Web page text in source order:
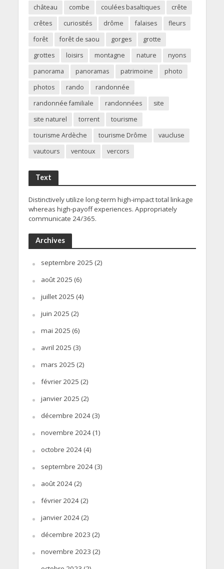
château
combe coulées basaltiques
crête
crêtes
curiosités drôme falaises
fleurs
forêt
forêt de saou gorges
grotte
grottes
loisirs montagne nature
nyons
panorama
panoramas patrimoine
photo
photos
rando
randonnée
randonnée familiale
randonnées
site
site naturel
torrent
tourisme
tourisme Ardèche
tourisme Drôme
vaucluse
vautours
ventoux vercors
Text
Distinctively utilize long-term high-impact total linkage
whereas high-payoff experiences. Appropriately
communicate 24/365.
Archives
septembre 2025 (2)
août 2025 (6)
juillet 2025 (4)
juin 2025 (2)
mai 2025 (6)
avril 2025 (3)
mars 2025 (2)
février 2025 (2)
janvier 2025 (2)
décembre 2024(3)
novembre 2024(1)
octobre 2024(4)
septembre 2024(3)
août 2024(2)
février 2024(2)
janvier 2024(2)
décembre 2023 (2)
novembre 2023 (2)